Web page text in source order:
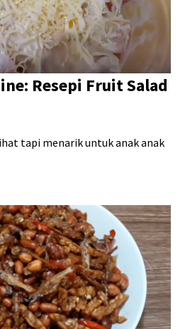
Resepi Fruit Salad
tapi menarik untuk anak anak